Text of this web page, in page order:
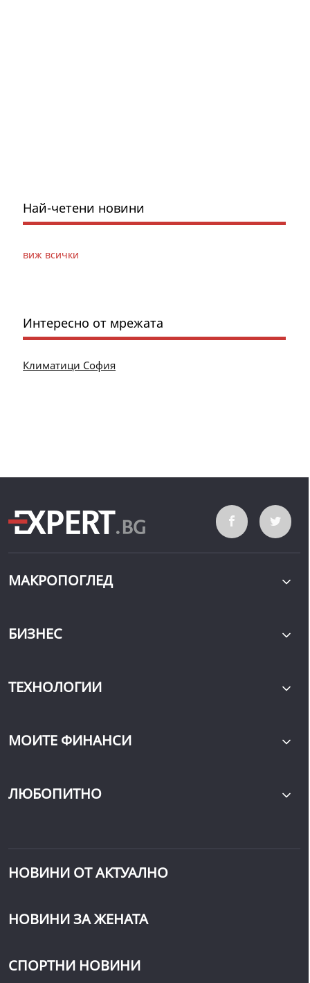
Най-четени новини
виж всички
Интересно от мрежата
Климатици София
МАКРОПОГЛЕД
БИЗНЕС
ТЕХНОЛОГИИ
МОИТЕ ФИНАНСИ
ЛЮБОПИТНО
НОВИНИ ОТ АКТУАЛНО
НОВИНИ ЗА ЖЕНАТА
СПОРТНИ НОВИНИ